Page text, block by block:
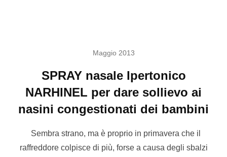
Maggio 2013
SPRAY nasale Ipertonico
NARHINEL per dare sollievo ai
nasini congestionati dei bambini
Sembra strano, ma è proprio in primavera che il
raffreddore colpisce di più, forse a causa degli sbalzi